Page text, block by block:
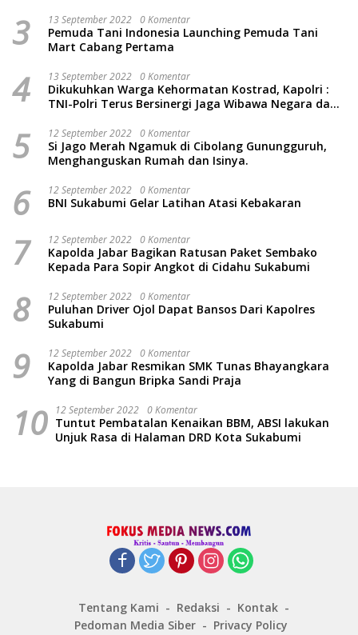
3 13 September 2022 0 Komentar
Pemuda Tani Indonesia Launching Pemuda Tani
Mart Cabang Pertama
4 13 September 2022 0 Komentar
Dikukuhkan Warga Kehormatan Kostrad, Kapolri :
TNI-Polri Terus Bersinergi Jaga Wibawa Negara dan
5 12 September 2022 0 Komentar
Si Jago Merah Ngamuk di Cibolang Gunungguruh,
Menghanguskan Rumah dan Isinya.
6 12 September 2022 0 Komentar
BNI Sukabumi Gelar Latihan Atasi Kebakaran
7 12 September 2022 0 Komentar
Kapolda Jabar Bagikan Ratusan Paket Sembako
Kepada Para Sopir Angkot di Cidahu Sukabumi
8 12 September 2022 0 Komentar
Puluhan Driver Ojol Dapat Bansos Dari Kapolres
Sukabumi
9 12 September 2022 0 Komentar
Kapolda Jabar Resmikan SMK Tunas Bhayangkara
Yang di Bangun Bripka Sandi Praja
10 12 September 2022 0 Komentar
Tuntut Pembatalan Kenaikan BBM, ABSI lakukan
Unjuk Rasa di Halaman DRD Kota Sukabumi
Tentang Kami Redaksi
Kontak
Pedoman Media Siber
Privacy Policy